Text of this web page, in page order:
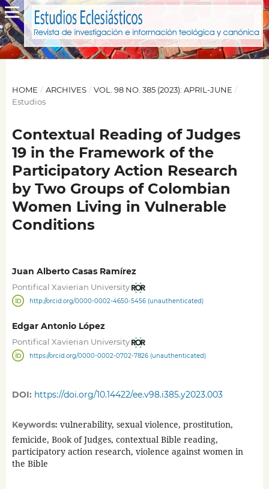
HOME / ARCHIVES / VOL. 98 NO. 385 (2023): APRIL-JUNE /
Estudios
Contextual Reading of Judges
19 in the Framework of the
Participatory Action Research
by Two Groups of Colombian
Women Living in Vulnerable
Conditions
Juan Alberto Casas Ramírez
Pontifical Xavierian University
http://orcid.org/0000-0002-4650-5456 (unauthenticated)
Edgar Antonio López
Pontifical Xavierian University
https://orcid.org/0000-0002-0702-7826 (unauthenticated)
DOI: https://doi.org/10.14422/ee.v98.i385.y2023.003
Keywords: vulnerability, sexual violence, prostitution,
femicide, Book of Judges, contextual Bible reading,
participatory action research, violence against women in
the Bible